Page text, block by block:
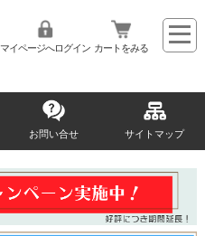
マイページへログイン カートをみる
お問い合せ サイトマップ